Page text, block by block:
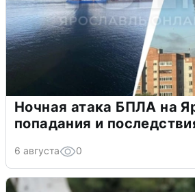
Ночная атака БПЛА на
попадания и
6 августа 0